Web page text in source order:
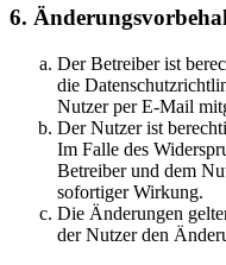
6.
Der Betreiber ist
die
Nutzer per E-Mail
Der Nutzer ist
Im Falle des
Betreiber und dem
sofortiger Wirkung.
Die Änderungen
der Nutzer den